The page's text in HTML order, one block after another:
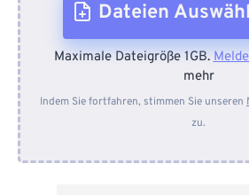
Dateien
Vom Gerät
Von Dropbox
Maximale Dateigröße 1GB.
mehr
Indem Sie fortfahren, stimmen Sie unseren
zu.